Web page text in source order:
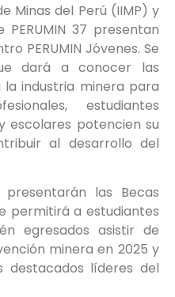
Minas del Perú (IIMP) y
37 presentan
PERUMIN Jóvenes. Se
dará a conocer las
industria minera para
estudiantes
escolares potencien su
al desarrollo del
las Becas
permitirá a estudiantes
egresados asistir de
minera en 2025 y
destacados líderes del